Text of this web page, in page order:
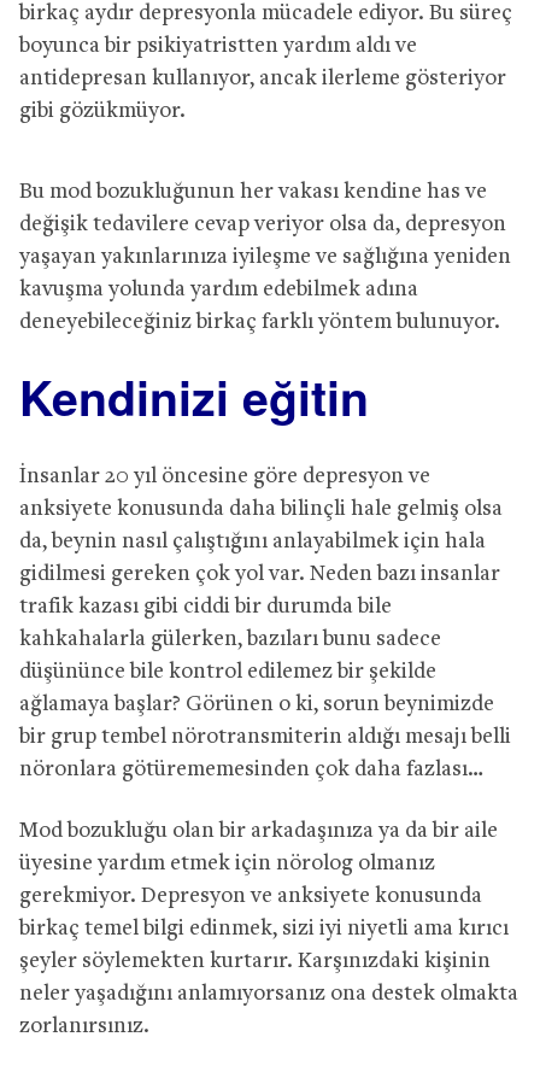
birkaç aydır depresyonla mücadele ediyor. Bu süreç
boyunca bir psikiyatristten yardım aldı ve
antidepresan kullanıyor, ancak ilerleme gösteriyor
gibi gözükmüyor.
Bu mod bozukluğunun her vakası kendine has ve
değişik tedavilere cevap veriyor olsa da, depresyon
yaşayan yakınlarınıza iyileşme ve sağlığına yeniden
kavuşma yolunda yardım edebilmek adına
deneyebileceğiniz birkaç farklı yöntem bulunuyor.
Kendinizi eğitin
İnsanlar 20 yıl öncesine göre depresyon ve
anksiyete konusunda daha bilinçli hale gelmiş olsa
da, beynin nasıl çalıştığını anlayabilmek için hala
gidilmesi gereken çok yol var. Neden bazı insanlar
trafik kazası gibi ciddi bir durumda bile
kahkahalarla gülerken, bazıları bunu sadece
düşününce bile kontrol edilemez bir şekilde
ağlamaya başlar? Görünen o ki, sorun beynimizde
bir grup tembel nörotransmiterin aldığı mesajı belli
nöronlara götürememesinden çok daha fazlası…
Mod bozukluğu olan bir arkadaşınıza ya da bir aile
üyesine yardım etmek için nörolog olmanız
gerekmiyor. Depresyon ve anksiyete konusunda
birkaç temel bilgi edinmek, sizi iyi niyetli ama kırıcı
şeyler söylemekten kurtarır. Karşınızdaki kişinin
neler yaşadığını anlamıyorsanız ona destek olmakta
zorlanırsınız.